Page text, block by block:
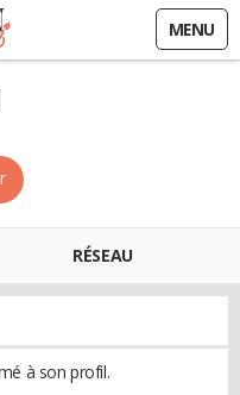
MENU
RÉSEAU
à son profil.